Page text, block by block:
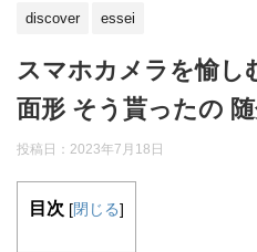
discover essei
スマホカメラを愉し
面形 そう貰ったの
投稿日： 2023年7月18日
目次 [閉じる]